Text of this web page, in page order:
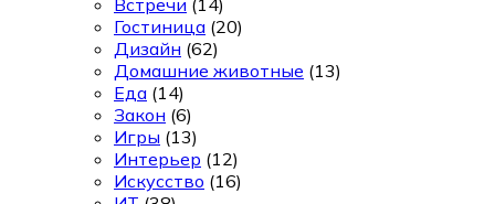
Встречи (14)
Гостиница (20)
Дизайн (62)
Домашние животные (13)
Еда (14)
Закон (6)
Игры (13)
Интерьер (12)
Искусство (16)